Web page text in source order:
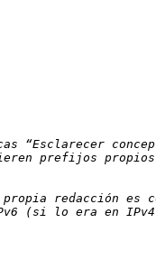
“Esclarecer
prefijos
redacción
(si lo era en